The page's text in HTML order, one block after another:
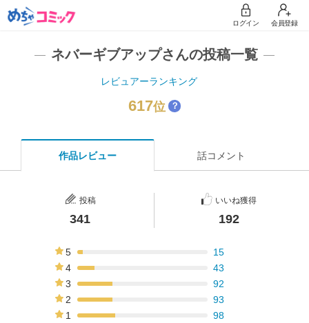
ログイン 会員登録
ネバーギブアップさんの投稿一覧
レビュアーランキング
617位 ？
作品レビュー 話コメント
投稿
341
いいね獲得
192
5
15
4
43
3
92
2
93
1
98